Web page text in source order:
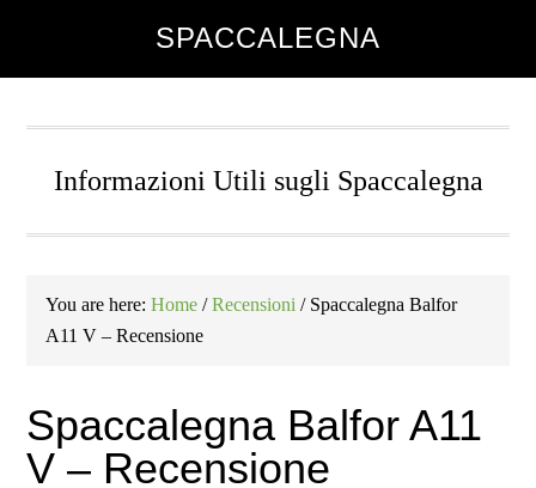
SPACCALEGNA
Informazioni Utili sugli Spaccalegna
You are here:Home / Recensioni /Spaccalegna Balfor
A11 V – Recensione
Spaccalegna Balfor A11
V – Recensione